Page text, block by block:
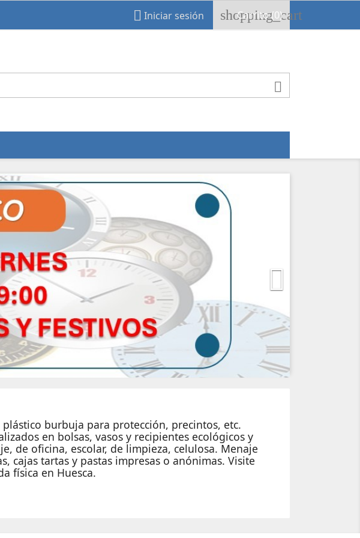
 Iniciar sesión shopping_cart
Carrito(0)


Siguiente
burbuja para protección, precintos, etc.
en bolsas, vasos y recipientes ecológicos y
de oficina, escolar, de limpieza, celulosa. Menaje
cajas tartas y pastas impresas o anónimas. Visite
física en Huesca.